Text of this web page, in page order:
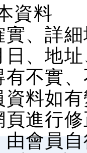
資料
實、詳
日、地
有不實
資料如
頁進行
由會員